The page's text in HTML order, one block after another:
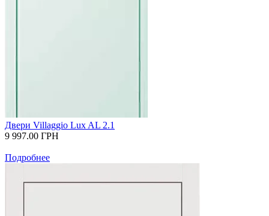
Двери Villaggio Lux AL 2.1
9 997.00 ГРН
Подробнее